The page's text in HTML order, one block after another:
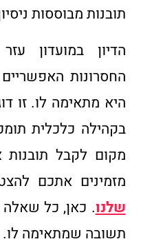
תובנות מבוססות
הדיון במועדון
החסרונות
היא מתאימה לו. זו
בקהילה כלכלית
מקום לקבל
מזמינים אתכם
שלנו. כאן, כל
תשובה שמתאימה לו.